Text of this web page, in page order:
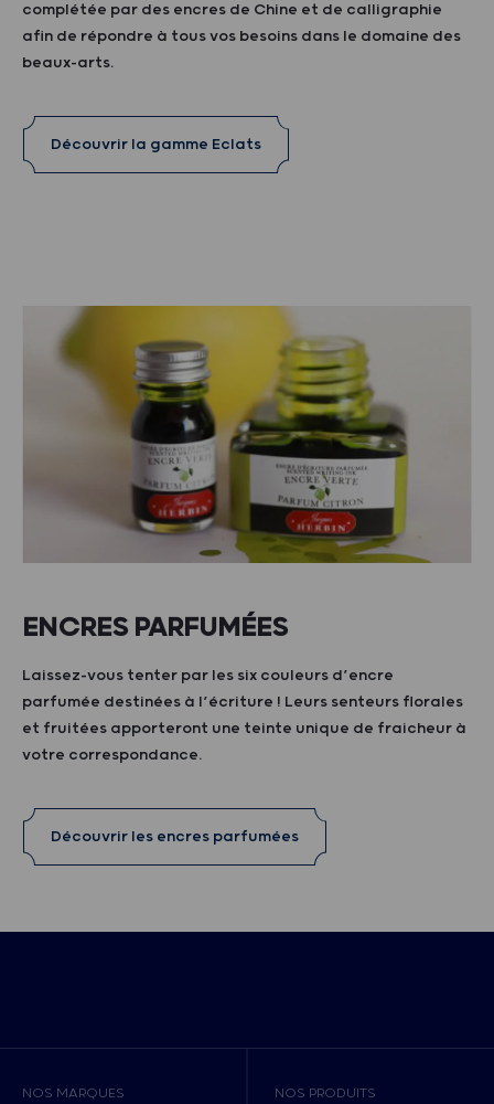
complétée par des encres de Chine et de calligraphie
afin de répondre à tous vos besoins dans le domaine des
beaux-arts.
Découvrir la gamme Eclats
ENCRES PARFUMÉES
Laissez-vous tenter par les six couleurs d’encre
parfumée destinées à l’écriture ! Leurs senteurs florales
et fruitées apporteront une teinte unique de fraicheur à
votre correspondance.
Découvrir les encres parfumées
NOS MARQUES NOS PRODUITS